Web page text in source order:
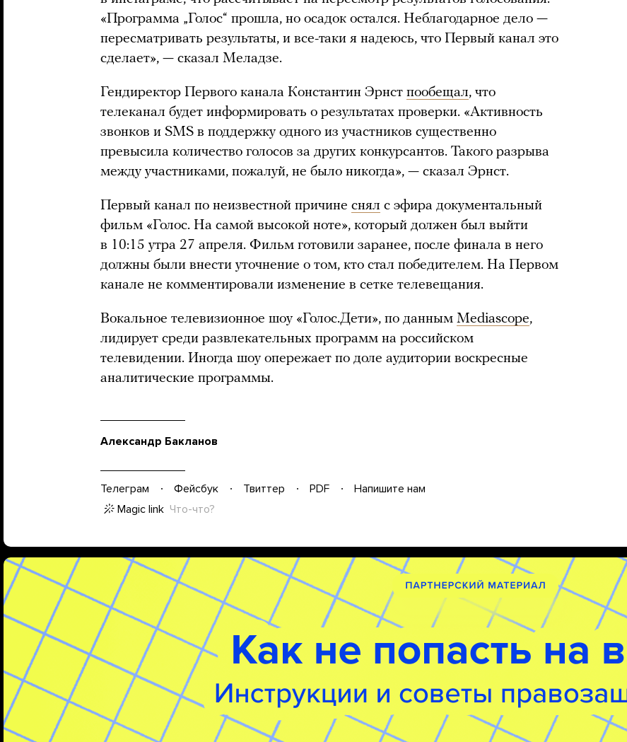
«Программа „Голос“ прошла, но осадок остался. Неблагодарное дело —
пересматривать результаты, и все-таки я надеюсь, что Первый канал это
сделает», — сказал Меладзе.
Гендиректор Первого канала Константин Эрнст пообещал, что
телеканал будет информировать о результатах проверки. «Активность
звонков и SMS в поддержку одного из участников существенно
превысила количество голосов за других конкурсантов. Такого разрыва
между участниками, пожалуй, не было никогда», — сказал Эрнст.
Первый канал по неизвестной причине снял с эфира документальный
фильм «Голос. На самой высокой ноте», который должен был выйти
в 10:15 утра 27 апреля. Фильм готовили заранее, после финала в него
должны были внести уточнение о том, кто стал победителем. На Первом
канале не комментировали изменение в сетке телевещания.
Вокальное телевизионное шоу «Голос.Дети», по данным Mediascope,
лидирует среди развлекательных программ на российском
телевидении. Иногда шоу опережает по доле аудитории воскресные
аналитические программы.
Александр Бакланов
Телеграм Фейсбук Твиттер PDF
Напишите нам
Magic link Что-что?